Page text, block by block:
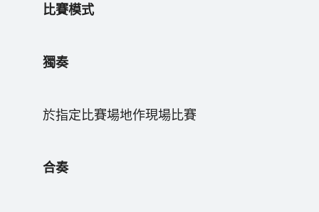
比賽模式
獨奏
於指定比賽場地作現場比賽
合奏